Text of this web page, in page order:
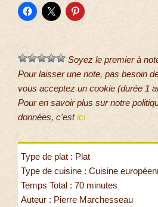
Soyez le premier à
Pour laisser une note, pas besoin
vous acceptez un cookie (durée 1
Pour en savoir plus sur notre
données, c'estici
Type de plat : Plat
Type de cuisine : Cuisine
Temps Total : 70 minutes
Auteur : Pierre Marchesseau